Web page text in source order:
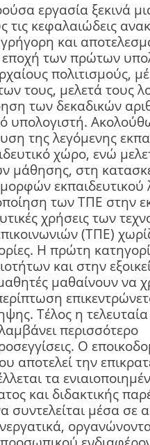
εργασία ξεκινά
κεφαλαιώδεις
και
των πρώτων
πολιτισμούς,
τους, μελετά τους
των δεκαδικών
υπολογιστή.
της λεγόμενης
χώρο, ενώ
μάθησης, στη
εκπαιδευτικού
των ΤΠΕ στην
χρήσεις των
(ΤΠΕ)
Η πρώτη
και στην
μαθαίνουν να
Τέλος η
περισσότερο
Ο
αποτελεί την
τα
και διδακτικής
μέσα σε